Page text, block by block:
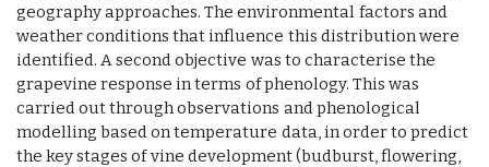
geography approaches. The environmental factors and
weather conditions that influence this distribution were
identified. A second objective was to characterise the
grapevine response in terms of phenology. This was
carried out through observations and phenological
modelling based on temperature data, in order to predict
the key stages of vine development (budburst, flowering,